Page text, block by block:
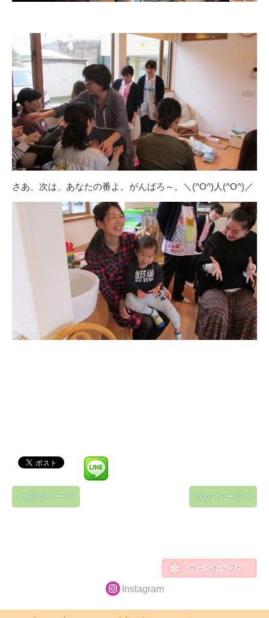
さあ、次は、あなたの番よ。がんばろ～。＼(^O^)人(^O^)／
« 前のページ 次のページ »
Instagram